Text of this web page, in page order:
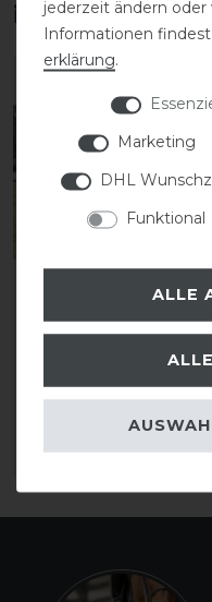
interessieren
Busse Ekzemerdecke
statt 124,00 €
ARTIKEL MERKEN
jederzeit ändern
Informationen
erklärung.
Marketing
DHL
Funktional
ALLE